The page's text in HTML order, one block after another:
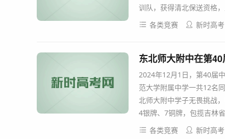
训队，获得清北保送资格
各类竞赛
新时高考
东北师大附中在第
2024年12月1日，第40届
范大学附属中学一共12名
北师大附中学子无畏挑战
4银牌、7铜牌，包揽吉林
各类竞赛
新时高考